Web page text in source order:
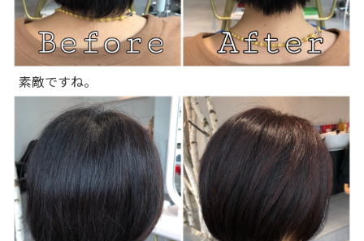
素敵ですね。